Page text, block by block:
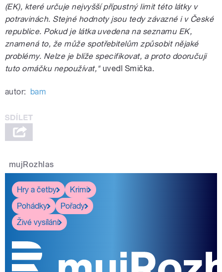
(EK), které určuje nejvyšší přípustný limit této látky v
potravinách. Stejné hodnoty jsou tedy závazné i v České
republice. Pokud je látka uvedena na seznamu EK,
znamená to, že může spotřebitelům způsobit nějaké
problémy. Nelze je blíže specifikovat, a proto dooručuji
tuto omáčku nepoužívat,"uvedl Smička.
autor: bam
mujRozhlas
Hry a četby
Krimi
Pohádky
Pořady
Živé vysílání